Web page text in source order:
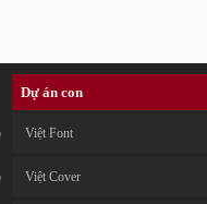
Dự án con
Việt Font
Việt Cover